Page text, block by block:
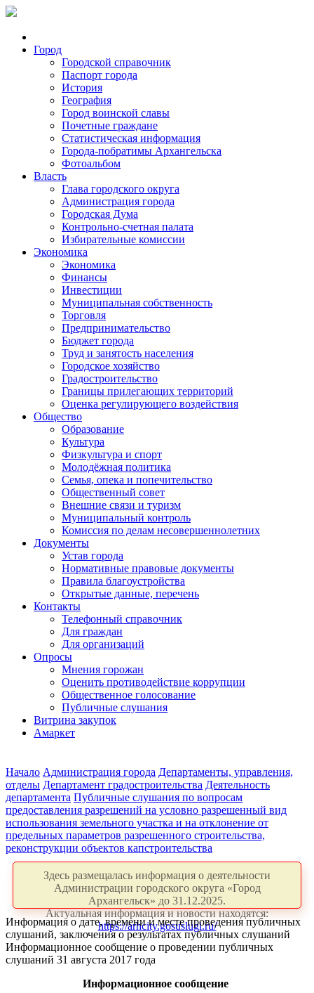
Город
Городской справочник
Паспорт города
История
География
Город воинской славы
Почетные граждане
Статистическая информация
Города-побратимы Архангельска
Фотоальбом
Власть
Глава городского округа
Администрация города
Городская Дума
Контрольно-счетная палата
Избирательные комиссии
Экономика
Экономика
Финансы
Инвестиции
Муниципальная собственность
Торговля
Предпринимательство
Бюджет города
Труд и занятость населения
Городское хозяйство
Градостроительство
Границы прилегающих территорий
Оценка регулирующего воздействия
Общество
Образование
Культура
Физкультура и спорт
Молодёжная политика
Семья, опека и попечительство
Общественный совет
Внешние связи и туризм
Муниципальный контроль
Комиссия по делам несовершеннолетних
Документы
Устав города
Нормативные правовые документы
Правила благоустройства
Открытые данные, перечень
Контакты
Телефонный справочник
Для граждан
Для организаций
Опросы
Мнения горожан
Оценить противодействие коррупции
Общественное голосование
Публичные слушания
Витрина закупок
Амаркет
Начало Администрация города Департаменты, управления,
отделы Департамент градостроительства Деятельность
департамента Публичные слушания по вопросам
предоставления разрешений на условно разрешенный вид
использования земельного участка и на отклонение от
предельных параметров разрешенного строительства,
реконструкции объектов капстроительства
Здесь размещалась информация о деятельности
Администрации городского округа «Город
Архангельск» до 31.12.2025.
Актуальная информация и новости находятся:
https://arhcity.gosuslugi.ru/
Информация о дате, времени и месте проведения публичных
слушаний, заключения о результатах публичных слушаний
Информационное сообщение о проведении публичных
слушаний 31 августа 2017 года
Информационное сообщение